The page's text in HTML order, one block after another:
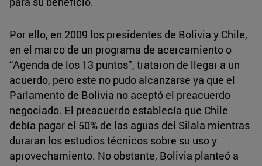
Por ello, en 2009 los presidentes de Bolivia y Chile,
en el marco de un programa de acercamiento o
“Agenda de los 13 puntos”, trataron de llegar a un
acuerdo, pero este no pudo alcanzarse ya que el
Parlamento de Bolivia no aceptó el preacuerdo
negociado. El preacuerdo establecía que Chile
debía pagar el 50% de las aguas del Silala mientras
duraran los estudios técnicos sobre su uso y
aprovechamiento. No obstante, Bolivia planteó a